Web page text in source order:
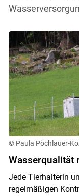
© Paula Pöchlauer-
Wasserqualität
Jede Tierhalterin
regelmäßigen